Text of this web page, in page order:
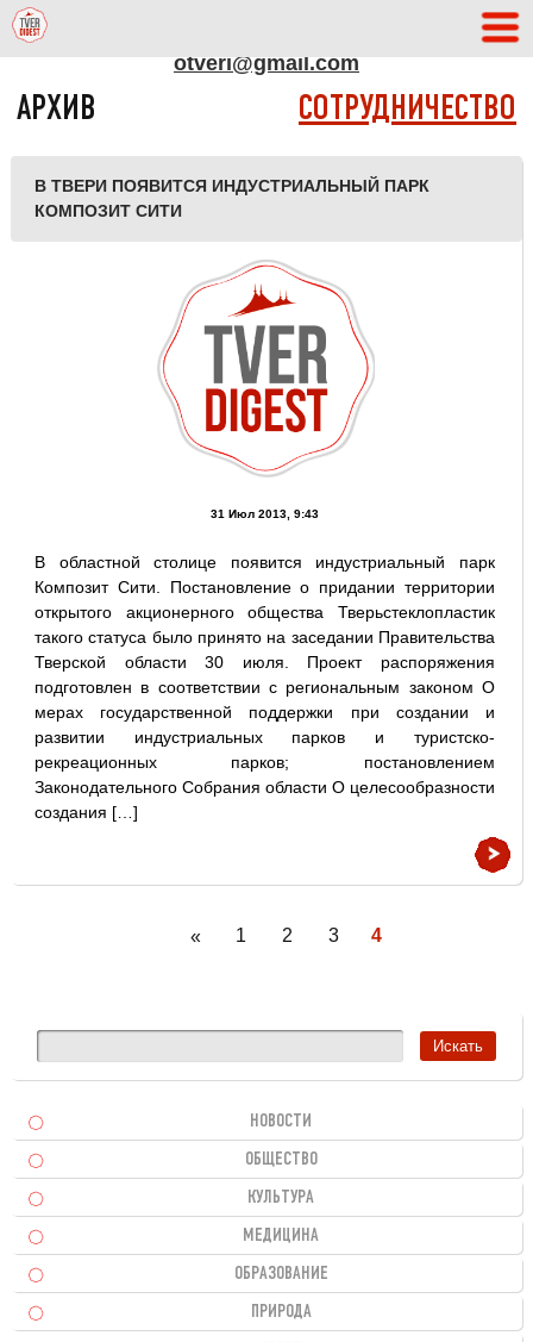
otveri@gmail.com
АРХИВ СОТРУДНИЧЕСТВО
В ТВЕРИ ПОЯВИТСЯ ИНДУСТРИАЛЬНЫЙ ПАРК
КОМПОЗИТ СИТИ
31 Июл 2013, 9:43
В областной столице появится индустриальный парк
Композит Сити. Постановление о придании территории
открытого акционерного общества Тверьстеклопластик
такого статуса было принято на заседании Правительства
Тверской области 30 июля. Проект распоряжения
подготовлен в соответствии с региональным законом О
мерах государственной поддержки при создании и
развитии индустриальных парков и туристско-
рекреационных парков; постановлением
Законодательного Собрания области О целесообразности
создания […]
« 1 2 3 4
НОВОСТИ
ОБЩЕСТВО
КУЛЬТУРА
МЕДИЦИНА
ОБРАЗОВАНИЕ
ПРИРОДА